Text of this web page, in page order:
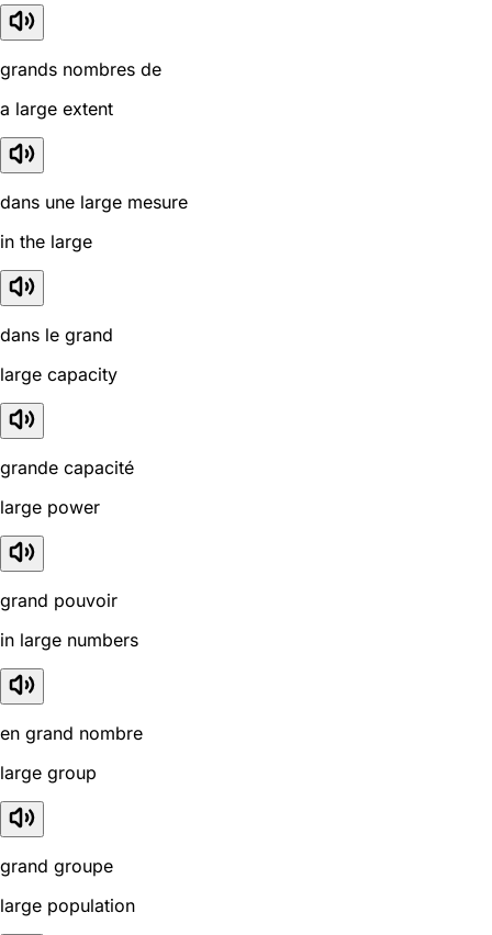
grands nombres de
a large extent
dans une large mesure
in the large
dans le grand
large capacity
grande capacité
large power
grand pouvoir
in large numbers
en grand nombre
large group
grand groupe
large population